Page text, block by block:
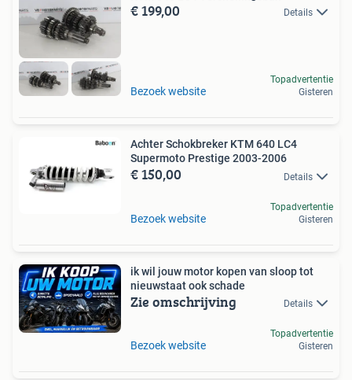
€ 199,00 Details
Bezoek website
Topadvertentie
Gisteren
Achter Schokbreker KTM 640 LC4
Supermoto Prestige 2003-2006
€ 150,00 Details
Bezoek website
Topadvertentie
Gisteren
ik wil jouw motor kopen van sloop tot
nieuwstaat ook schade
Zie omschrijving Details
Bezoek website
Topadvertentie
Gisteren